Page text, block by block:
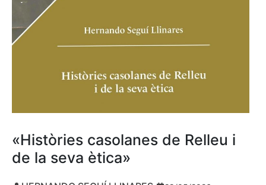
«Històries casolanes de Relleu i
de la seva ètica»